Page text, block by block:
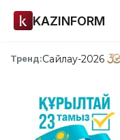
KAZINFORM
Тренд:Сайлау-2026